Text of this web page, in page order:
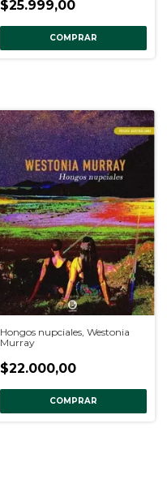
$25.999,00
COMPRAR
Hongos nupciales, Westonia
Murray
$22.000,00
COMPRAR